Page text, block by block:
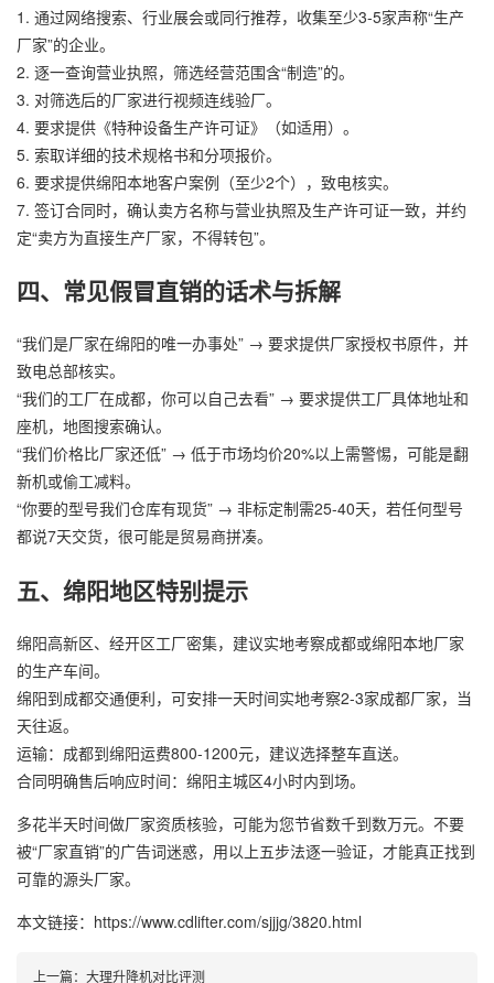
1. 通过网络搜索、行业展会或同行推荐，收集至少3-5家声称“生产
厂家”的企业。
2. 逐一查询营业执照，筛选经营范围含“制造”的。
3. 对筛选后的厂家进行视频连线验厂。
4. 要求提供《特种设备生产许可证》（如适用）。
5. 索取详细的技术规格书和分项报价。
6. 要求提供绵阳本地客户案例（至少2个），致电核实。
7. 签订合同时，确认卖方名称与营业执照及生产许可证一致，并约
定“卖方为直接生产厂家，不得转包”。
四、常见假冒直销的话术与拆解
“我们是厂家在绵阳的唯一办事处” → 要求提供厂家授权书原件，并
致电总部核实。
“我们的工厂在成都，你可以自己去看” → 要求提供工厂具体地址和
座机，地图搜索确认。
“我们价格比厂家还低” → 低于市场均价20%以上需警惕，可能是翻
新机或偷工减料。
“你要的型号我们仓库有现货” → 非标定制需25-40天，若任何型号
都说7天交货，很可能是贸易商拼凑。
五、绵阳地区特别提示
绵阳高新区、经开区工厂密集，建议实地考察成都或绵阳本地厂家
的生产车间。
绵阳到成都交通便利，可安排一天时间实地考察2-3家成都厂家，当
天往返。
运输：成都到绵阳运费800-1200元，建议选择整车直送。
合同明确售后响应时间：绵阳主城区4小时内到场。
多花半天时间做厂家资质核验，可能为您节省数千到数万元。不要
被“厂家直销”的广告词迷惑，用以上五步法逐一验证，才能真正找到
可靠的源头厂家。
本文链接：https://www.cdlifter.com/sjjjg/3820.html
上一篇： 大理升降机对比评测